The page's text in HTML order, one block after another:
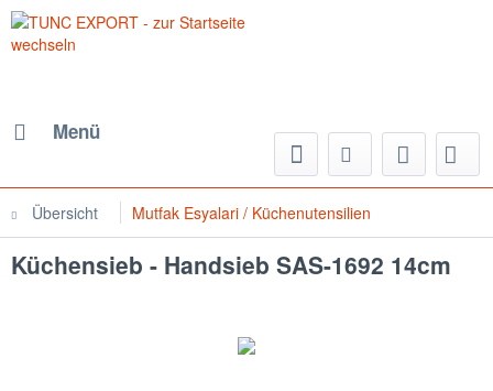
Menü
Übersicht Mutfak Esyalari / Küchenutensilien
Küchensieb - Handsieb SAS-1692 14cm